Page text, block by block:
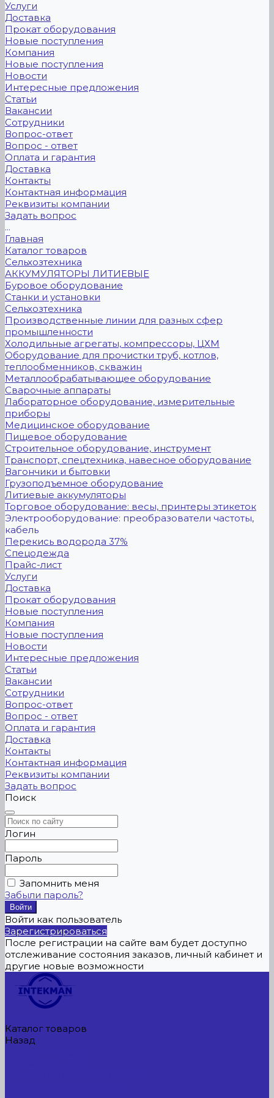
Услуги
Доставка
Прокат оборудования
Новые поступления
Компания
Новые поступления
Новости
Интересные предложения
Статьи
Вакансии
Сотрудники
Вопрос-ответ
Вопрос - ответ
Оплата и гарантия
Доставка
Контакты
Контактная информация
Реквизиты компании
Задать вопрос
...
Главная
Каталог товаров
Сельхозтехника
АККУМУЛЯТОРЫ ЛИТИЕВЫЕ
Буровое оборудование
Станки и установки
Сельхозтехника
Производственные линии для разных сфер
промышленности
Холодильные агрегаты, компрессоры, ЦХМ
Оборудование для прочистки труб, котлов,
теплообменников, скважин
Металлообрабатывающее оборудование
Сварочные аппараты
Лабораторное оборудование, измерительные
приборы
Медицинское оборудование
Пищевое оборудование
Строительное оборудование, инструмент
Транспорт, спецтехника, навесное оборудование
Вагончики и бытовки
Грузоподъемное оборудование
Литиевые аккумуляторы
Торговое оборудование: весы, принтеры этикеток
Электрооборудование: преобразователи частоты,
кабель
Перекись водорода 37%
Спецодежда
Прайс-лист
Услуги
Доставка
Прокат оборудования
Новые поступления
Компания
Новые поступления
Новости
Интересные предложения
Статьи
Вакансии
Сотрудники
Вопрос-ответ
Вопрос - ответ
Оплата и гарантия
Доставка
Контакты
Контактная информация
Реквизиты компании
Задать вопрос
Поиск
Логин
Пароль
Запомнить меня
Забыли пароль?
Войти как пользователь
Зарегистрироваться
После регистрации на сайте вам будет доступно
отслеживание состояния заказов, личный кабинет и
другие новые возможности
Каталог товаров
Назад